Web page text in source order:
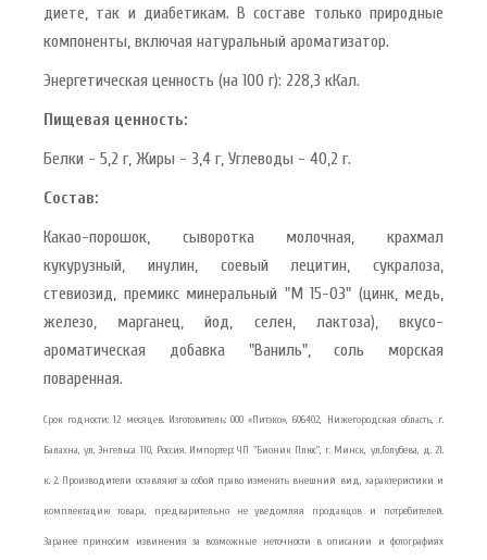
диете, так и диабетикам. В составе только природные
компоненты, включая натуральный ароматизатор.
Энергетическая ценность (на 100 г): 228,3 кКал.
Пищевая ценность:
Белки - 5,2 г, Жиры - 3,4 г, Углеводы - 40,2 г.
Состав:
Какао-порошок, сыворотка молочная, крахмал
кукурузный, инулин, соевый лецитин, сукралоза,
стевиозид, премикс минеральный "М 15-03" (цинк, медь,
железо, марганец, йод, селен, лактоза), вкусо-
ароматическая добавка "Ваниль", соль морская
поваренная.
Срок годности: 12 месяцев. Изготовитель: ООО «Питэко», 606402, Нижегородская область, г.
Балахна, ул. Энгельса 110, Россия. Импортер: ЧП "Бионик Плюс", г. Минск, ул.Голубева, д. 21.
к. 2. Производители оставляют за собой право изменять внешний вид, характеристики и
комплектацию товара, предварительно не уведомляя продавцов и потребителей.
Заранее приносим извинения за возможные неточности в описании и фотографиях